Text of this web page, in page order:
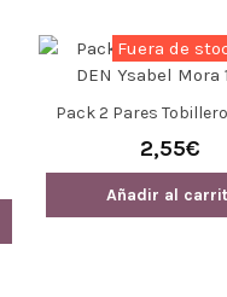
Fuera de
Pack 2 Pares
Ysabel Mora
2,55€
Añadir al